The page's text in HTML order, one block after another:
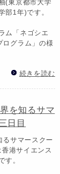
(東京都市大学
部1年)です。
ム「ネゴシエ
ログラム」の様
続きを読む
を知るサマ
日目
るサマースクー
港サイエンス
す。